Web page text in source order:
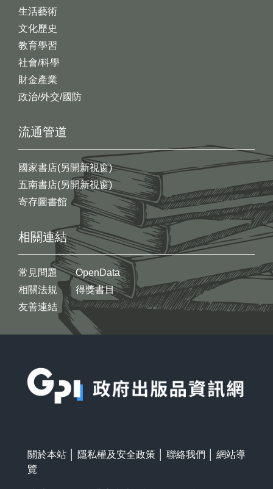
生活藝術
文化歷史
教育學習
社會/科學
財金產業
政治/外交/國防
流通管道
國家書店(另開新視窗)
五南書店(另開新視窗)
寄存圖書館
相關連結
常見問題
相關法規
友善連結
OpenData
得獎書目
關於本站 隱私權及安全政策 聯絡我們
網站導
覽